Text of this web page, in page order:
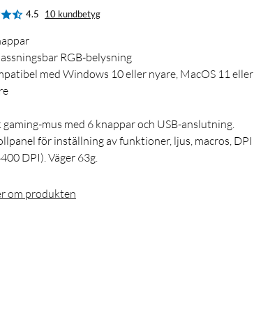
4.5 10 kundbetyg
RGB-belysning
med Windows 10 eller nyare, MacOS 11 eller
mus med 6 knappar och USB-anslutning.
för inställning av funktioner, ljus, macros, DPI
DPI). Väger 63g.
om produkten